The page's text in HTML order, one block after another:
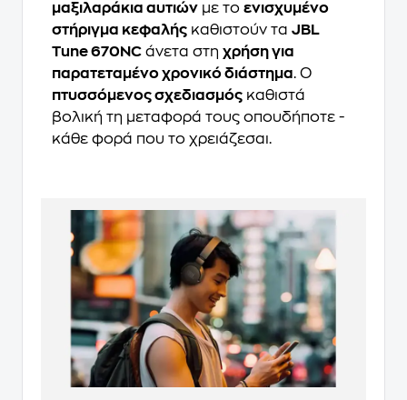
μαξιλαράκια αυτιών με το ενισχυμένο
στήριγμα κεφαλής καθιστούν τα JBL
Tune 670NC άνετα στη χρήση για
παρατεταμένο χρονικό διάστημα. Ο
πτυσσόμενος σχεδιασμός καθιστά
βολική τη μεταφορά τους οπουδήποτε -
κάθε φορά που το χρειάζεσαι.